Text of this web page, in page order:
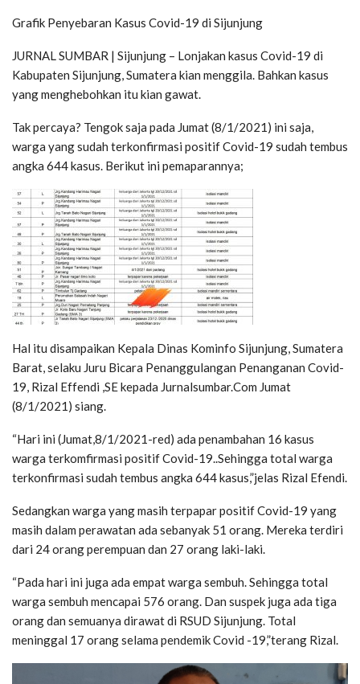
Grafik Penyebaran Kasus Covid-19 di Sijunjung
JURNAL SUMBAR | Sijunjung – Lonjakan kasus Covid-19 di
Kabupaten Sijunjung, Sumatera kian menggila. Bahkan kasus
yang menghebohkan itu kian gawat.
Tak percaya? Tengok saja pada Jumat (8/1/2021) ini saja,
warga yang sudah terkonfirmasi positif Covid-19 sudah tembus
angka 644 kasus. Berikut ini pemaparannya;
Hal itu disampaikan Kepala Dinas Kominfo Sijunjung, Sumatera
Barat, selaku Juru Bicara Penanggulangan Penanganan Covid-
19, Rizal Effendi ,SE kepada Jurnalsumbar.Com Jumat
(8/1/2021) siang.
“Hari ini (Jumat,8/1/2021-red) ada penambahan 16 kasus
warga terkomfirmasi positif Covid-19..Sehingga total warga
terkonfirmasi sudah tembus angka 644 kasus,”jelas Rizal Efendi.
Sedangkan warga yang masih terpapar positif Covid-19 yang
masih dalam perawatan ada sebanyak 51 orang. Mereka terdiri
dari 24 orang perempuan dan 27 orang laki-laki.
“Pada hari ini juga ada empat warga sembuh. Sehingga total
warga sembuh mencapai 576 orang. Dan suspek juga ada tiga
orang dan semuanya dirawat di RSUD Sijunjung. Total
meninggal 17 orang selama pendemik Covid -19,”terang Rizal.